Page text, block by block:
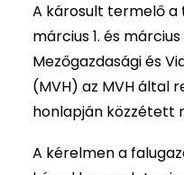
A károsult termelő a
március 1. és
Mezőgazdasági és
(MVH) az MVH által
honlapján közzétett
A kérelmen a